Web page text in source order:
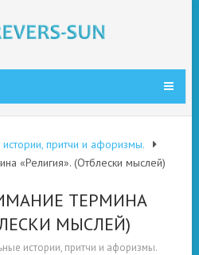
притчи и афоризмы.
«Религия». (Отблески мыслей)
ТЕРМИНА
МЫСЛЕЙ)
истории, притчи и афоризмы.